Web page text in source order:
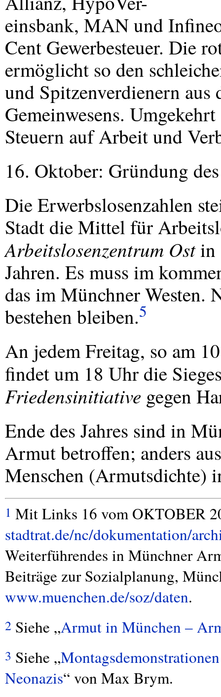
einsbank, MANund
Cent Gewerbesteuer. Die
ermöglicht so den
und Spitzenverdienern aus
Gemeinwesens.
Steuern auf Arbeit und
16. Oktober: Gründung
Die Erwerbslosenzahlen
Stadt die Mittel für
Arbeitslosenzentrum Ostin
Jahren. Es muss im
das im Münchner Westen.
bestehen bleiben.5
An jedem Freitag, so am
findet um 18 Uhr die
Friedensinitiative gegen
Ende des Jahres sind in
Armut betroffen; anders
Menschen (Armutsdichte)
1 Mit Links 16 vomOKTOBER
stadtrat.de/nc/dokumentation/
Weiterführendes in Münchner
Beiträge zur Sozialplanung,
www.muenchen.de/soz/daten.
2 Siehe „Armut in München –
3 Siehe „
Neonazis“ von Max Brym.